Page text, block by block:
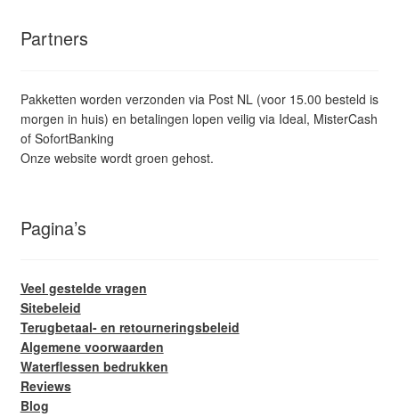
Partners
Pakketten worden verzonden via Post NL (voor 15.00 besteld is
morgen in huis) en betalingen lopen veilig via Ideal, MisterCash
of SofortBanking
Onze website wordt groen gehost.
Pagina’s
Veel gestelde vragen
Sitebeleid
Terugbetaal- en retourneringsbeleid
Algemene voorwaarden
Waterflessen bedrukken
Reviews
Blog